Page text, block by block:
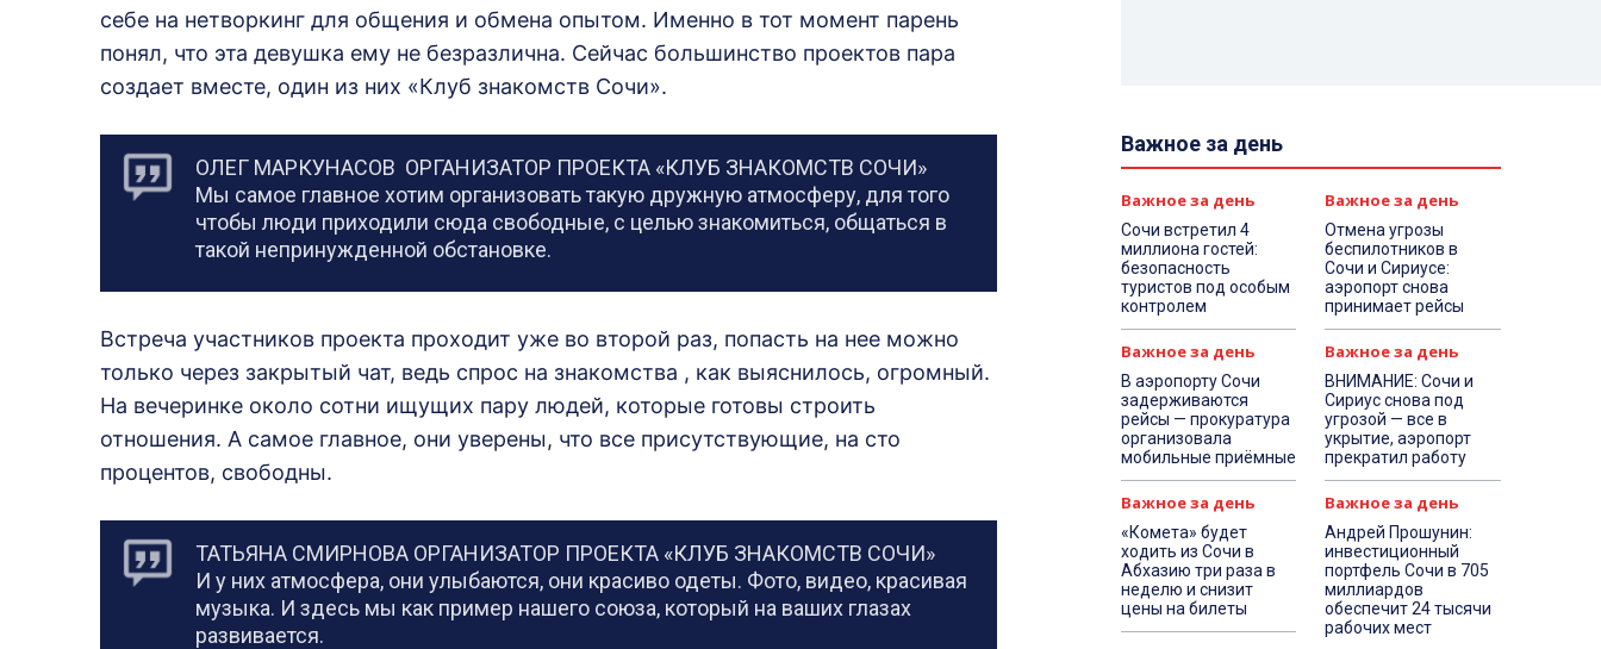
себе на нетворкинг для общения и обмена опытом. Именно в тот момент парень
понял, что эта девушка ему не безразлична. Сейчас большинство проектов пара
создает вместе, один из них «Клуб знакомств Сочи».
ОЛЕГ МАРКУНАСОВ ОРГАНИЗАТОР ПРОЕКТА «КЛУБ ЗНАКОМСТВ СОЧИ»
Мы самое главное хотим организовать такую дружную атмосферу, для того
чтобы люди приходили сюда свободные, с целью знакомиться, общаться в
такой непринужденной обстановке.
Встреча участников проекта проходит уже во второй раз, попасть на нее можно
только через закрытый чат, ведь спрос на знакомства , как выяснилось, огромный.
На вечеринке около сотни ищущих пару людей, которые готовы строить
отношения. А самое главное, они уверены, что все присутствующие, на сто
процентов, свободны.
ТАТЬЯНА СМИРНОВА ОРГАНИЗАТОР ПРОЕКТА «КЛУБ ЗНАКОМСТВ СОЧИ»
И у них атмосфера, они улыбаются, они красиво одеты. Фото, видео, красивая
музыка. И здесь мы как пример нашего союза, который на ваших глазах
развивается.
Важное за день
Важное за день
Сочи встретил 4
миллиона гостей:
безопасность
туристов под особым
контролем
Важное за день
Отмена угрозы
беспилотников в
Сочи и Сириусе:
аэропорт снова
принимает рейсы
Важное за день
В аэропорту Сочи
задерживаются
рейсы — прокуратура
организовала
мобильные приёмные
Важное за день
ВНИМАНИЕ: Сочи и
Сириус снова под
угрозой — все в
укрытие, аэропорт
прекратил работу
Важное за день
«Комета» будет
ходить из Сочи в
Абхазию три раза в
неделю и снизит
цены на билеты
Важное за день
Андрей Прошунин:
инвестиционный
портфель Сочи в 705
миллиардов
обеспечит 24 тысячи
рабочих мест